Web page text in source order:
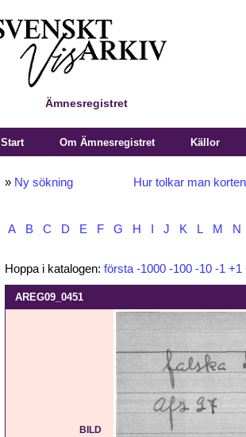
Ämnesregistret
Start Om Ämnesregistret Källor
» Ny sökning Hur tolkar man
A B C D E F G H J K L M N
Hoppa i katalogen: första -1000 -100 -10 -1 +1
AREG09_0451
BILD